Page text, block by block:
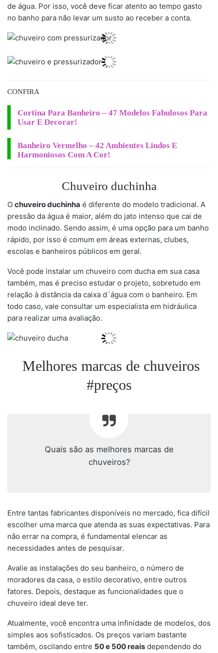
de água. Por isso, você deve ficar atento ao tempo gasto
no banho para não levar um susto ao receber a conta.
CONFIRA
Cortina Para Banheiro – 47 Modelos Fabulosos Para
Usar E Decorar!
Banheiro Vermelho – 42 Ambientes Lindos E
Harmoniosos Com A Cor!
Chuveiro duchinha
O chuveiro duchinha é diferente do modelo tradicional. A
pressão da água é maior, além do jato intenso que cai de
modo inclinado. Sendo assim, é uma opção para um banho
rápido, por isso é comum em áreas externas, clubes,
escolas e banheiros públicos em geral.
Você pode instalar um chuveiro com ducha em sua casa
também, mas é preciso estudar o projeto, sobretudo em
relação à distância da caixa d´água com o banheiro. Em
todo caso, vale consultar um especialista em hidráulica
para realizar uma avaliação.
Melhores marcas de chuveiros
#preços
Quais são as melhores marcas de
chuveiros?
Entre tantas fabricantes disponíveis no mercado, fica difícil
escolher uma marca que atenda as suas expectativas. Para
não errar na compra, é fundamental elencar as
necessidades antes de pesquisar.
Avalie as instalações do seu banheiro, o número de
moradores da casa, o estilo decorativo, entre outros
fatores. Depois, destaque as funcionalidades que o
chuveiro ideal deve ter.
Atualmente, você encontra uma infinidade de modelos, dos
simples aos sofisticados. Os preços variam bastante
também, oscilando entre 50 e 500 reais dependendo do